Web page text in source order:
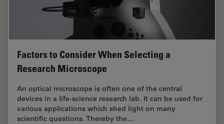
Factors to Consider When Selecting a
Research Microscope
An optical microscope is often one of the central
devices in a life-science research lab. It can be used for
various applications which shed light on many
scientific questions. Thereby the…